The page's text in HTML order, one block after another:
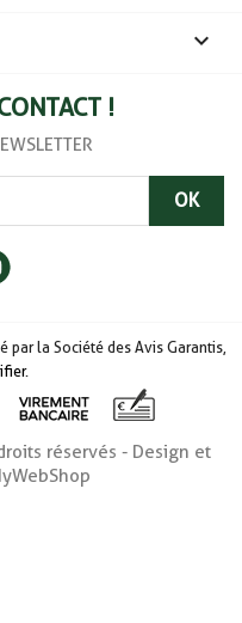

!
par la Société des Avis Garantis,
.
réservés - Design et